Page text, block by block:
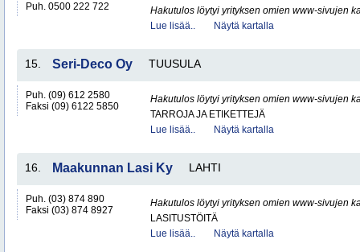
Puh. 0500 222 722
Hakutulos löytyi yrityksen omien www-sivujen
Lue lisää..
Näytä kartalla
15. Seri-Deco Oy TUUSULA
Puh. (09) 612 2580
Faksi (09) 6122 5850
Hakutulos löytyi yrityksen omien www-sivujen
TARROJA JA ETIKETTEJÄ
Lue lisää..
Näytä kartalla
16. Maakunnan Lasi Ky LAHTI
Puh. (03) 874 890
Faksi (03) 874 8927
Hakutulos löytyi yrityksen omien www-sivujen
LASITUSTÖITÄ
Lue lisää..
Näytä kartalla